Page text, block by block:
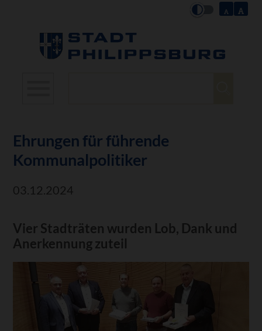
Ehrungen für führende
Kommunalpolitiker
03.12.2024
Vier Stadträten wurden Lob, Dank und
Anerkennung zuteil